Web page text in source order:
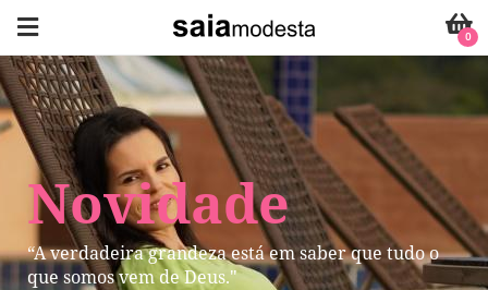
Novidade
“A verdadeira grandeza está em saber que tudo o
que somos vem de Deus."
0